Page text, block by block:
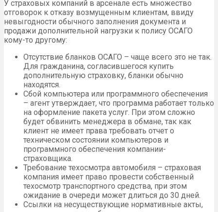
У страховых компаний в арсенале есть множество
отговорок к отказу возмущенным клиентам, ввиду
невыгодности обычного заполнения документа и
продажи дополнительной нагрузки к полису ОСАГО
кому-то другому:
Отсутствие бланков ОСАГО – чаще всего это не так.
Для гражданина, согласившегося купить
дополнительную страховку, бланки обычно
находятся.
Сбой компьютера или программного обеспечения
– агент утверждает, что программа работает только
на оформление пакета услуг. При этом сложно
будет обвинить менеджера в обмане, так как
клиент не имеет права требовать отчет о
техническом состоянии компьютеров и
программного обеспечения компании-
страховщика.
Требование техосмотра автомобиля – страховая
компания имеет право провести собственный
техосмотр транспортного средства, при этом
ожидание в очереди может длиться до 30 дней.
Ссылки на несуществующие нормативные акты,